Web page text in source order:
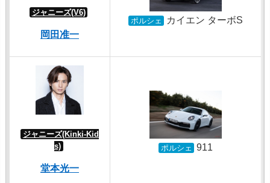
ジャニーズ(V6)
岡田准一
ポルシェ カイエン ターボS
ジャニーズ(Kinki-Kid
s)
堂本光一
ポルシェ 911